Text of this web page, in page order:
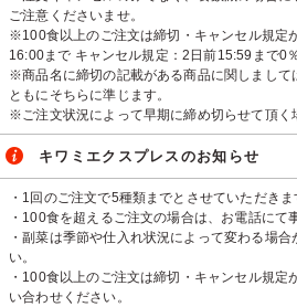
ご注意くださいませ。
※100食以上のご注文は締切・キャンセル規定
16:00まで キャンセル規定：2日前15:59まで0
※商品名に締切の記載がある商品に関しまして
ともにそちらに準じます。
※ご注文状況によって早期に締め切らせて頂く
キワミエクスプレスのお知らせ
・1回のご注文で5種類までとさせていただきま
・100食を超えるご注文の場合は、お電話にて
・副菜は季節や仕入れ状況によって変わる場
い。
・100食以上のご注文は締切・キャンセル規定
い合わせください。